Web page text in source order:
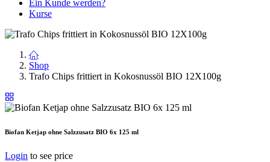
Ein Kunde werden?
Kurse
Shop
Trafo Chips frittiert in Kokosnussöl BIO 12X100g
Biofan Ketjap ohne Salzzusatz BIO 6x 125 ml
Login to see price